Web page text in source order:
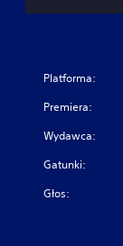
Platforma:
Premiera:
Wydawca:
Gatunki:
Głos: